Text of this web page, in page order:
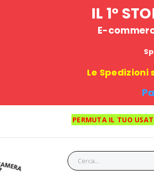
IL 1°
E-
Le
PERMUTA IL TUO